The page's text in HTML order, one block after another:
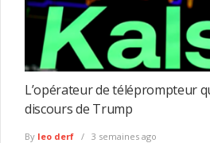
L’opérateur de téléprompteur
discours de Trump
By leo derf 3 semaines ago